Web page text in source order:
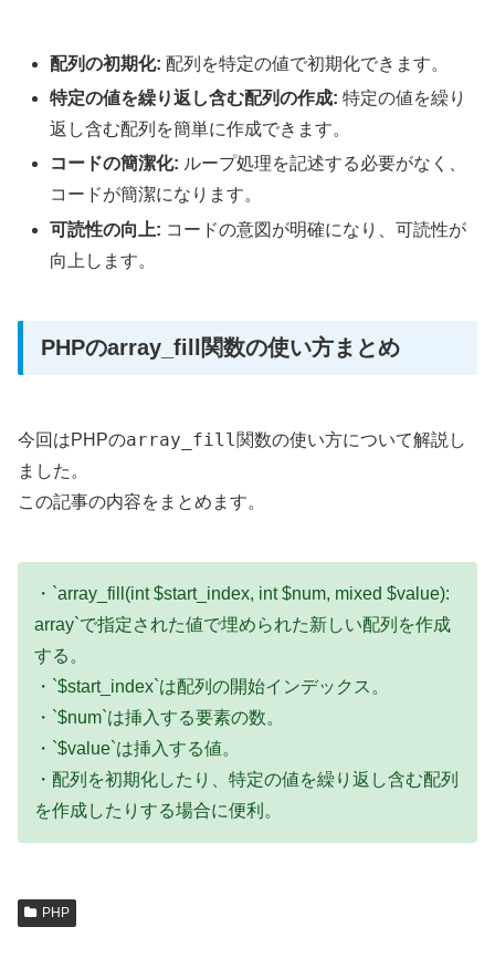
配列の初期化: 配列を特定の値で初期化できます。
特定の値を繰り返し含む配列の作成: 特定の値を繰り
返し含む配列を簡単に作成できます。
コードの簡潔化: ループ処理を記述する必要がなく、
コードが簡潔になります。
可読性の向上: コードの意図が明確になり、可読性が
向上します。
PHPのarray_fill関数の使い方まとめ
今回はPHPのarray_fill 関数の使い方について解説し
ました。
この記事の内容をまとめます。
・`array_fill(int $start_index, int $num, mixed $value):
array`で指定された値で埋められた新しい配列を作成
する。
・`$start_index`は配列の開始インデックス。
・`$num`は挿入する要素の数。
・`$value`は挿入する値。
・配列を初期化したり、特定の値を繰り返し含む配列
を作成したりする場合に便利。
PHP